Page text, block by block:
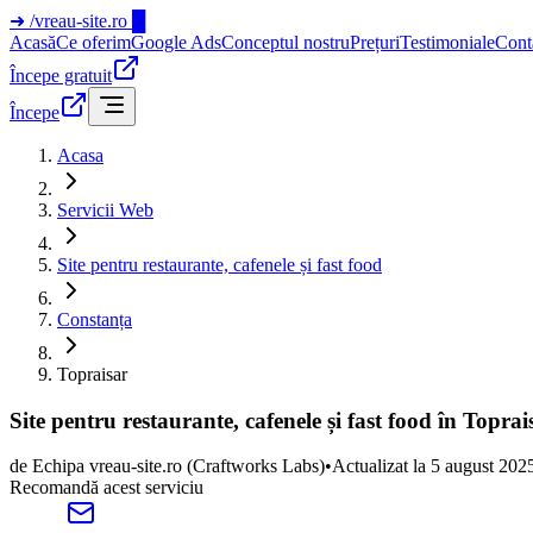
➜ /vreau-site.ro
AcasăCe oferimGoogle AdsConceptul nostruPrețuriTestimoniale
Începe gratuit
Începe
Acasa
Servicii Web
Site pentru restaurante, cafenele și fast food
Constanța
Topraisar
Site pentru restaurante, cafenele și fast food în
de Echipa vreau-site.ro (Craftworks Labs)•Actualizat la 5 august
Recomandă acest serviciu